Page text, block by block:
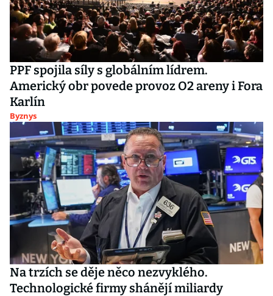
PPF spojila síly s globálním lídrem.
Americký obr povede provoz O2 areny i Fora
Karlín
Byznys
Na trzích se děje něco nezvyklého.
Technologické firmy shánějí miliardy